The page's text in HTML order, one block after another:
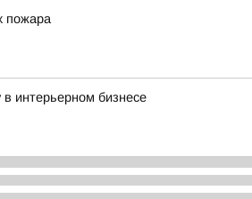
пожара
интерьерном бизнесе